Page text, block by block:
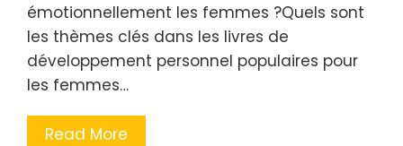
émotionnellement les femmes ?Quels sont
les thèmes clés dans les livres de
développement personnel populaires pour
les femmes…
Read More